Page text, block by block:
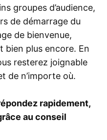
groupes d’audience,
de démarrage du
de bienvenue,
bien plus encore. En
resterez joignable
de n’importe où.
rapidement,
au conseil